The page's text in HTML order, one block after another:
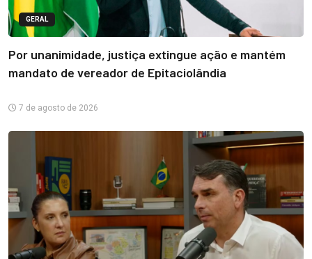
GERAL
Por unanimidade, justiça extingue ação e mantém
mandato de vereador de Epitaciolândia
7 de agosto de 2026